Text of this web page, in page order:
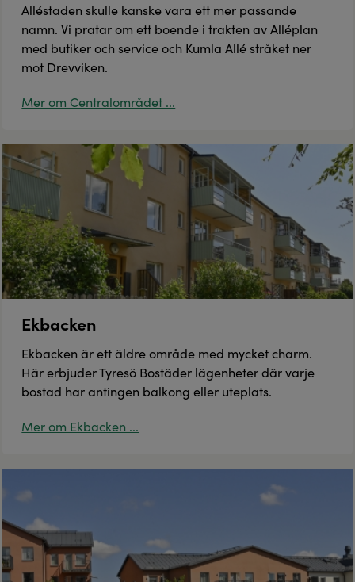
Alléstaden skulle kanske vara ett mer passande
namn. Vi pratar om ett boende i trakten av Alléplan
med butiker och service och Kumla Allé stråket ner
mot Drevviken.
Mer om Centralområdet ...
Ekbacken
Ekbacken är ett äldre område med mycket charm.
Här erbjuder Tyresö Bostäder lägenheter där varje
bostad har antingen balkong eller uteplats.
Mer om Ekbacken ...